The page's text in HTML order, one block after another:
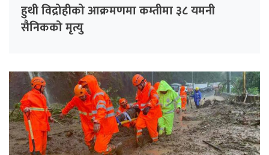
हुथी विद्रोहीको आक्रमणमा कम्तीमा ३८ यमनी
सैनिकको मृत्यु